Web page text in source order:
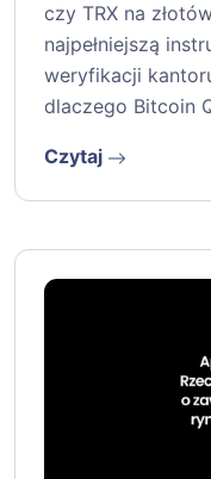
czy TRX na
najpełniejszą
weryfikacji
dlaczego Bitcoin
Czytaj